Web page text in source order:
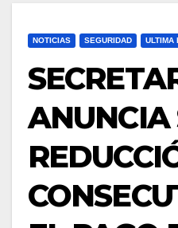
NOTICIAS SEGURIDAD ULTIMA
ANUNCIA